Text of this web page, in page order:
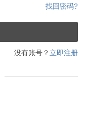
找回密码?
没有账号？ 立即注册